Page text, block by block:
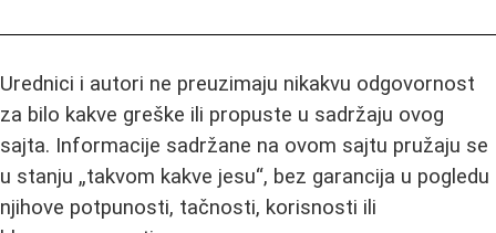
Urednici i autori ne preuzimaju nikakvu odgovornost
za bilo kakve greške ili propuste u sadržaju ovog
sajta. Informacije sadržane na ovom sajtu pružaju se
u stanju „takvom kakve jesu“, bez garancija u pogledu
njihove potpunosti, tačnosti, korisnosti ili